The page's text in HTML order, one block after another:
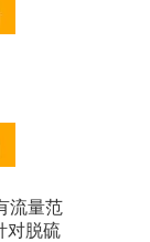
流量范
对脱硫